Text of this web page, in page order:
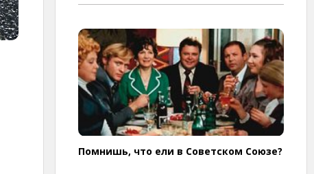
Помнишь, что ели в Советском Союзе?